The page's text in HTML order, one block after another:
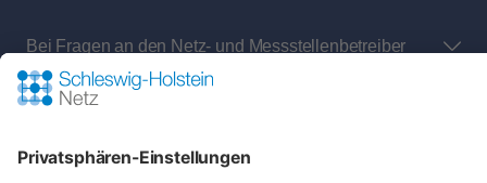
Bei Fragen an den Netz- und Messstellenbetreiber
rund um: